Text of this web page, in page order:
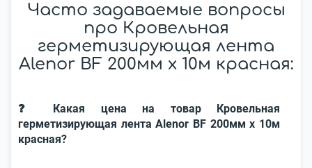
Часто задаваемые вопросы
про Кровельная
герметизирующая лента
Alenor BF 200мм x 10м красная:
❓ Какая цена на товар Кровельная
герметизирующая лента Alenor BF 200мм x 10м
красная?